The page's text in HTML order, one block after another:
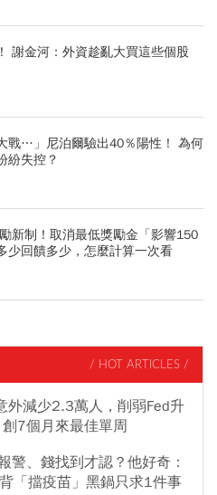
謝金河：外資趁亂大買這些個股
戰…」尼泊爾驗出40％陽性！ 為何
紛失控？
新制！取消最低獎勵金「影響150
回饋多少，怎麼計算一次看
/ HOT ARTICLES /
外減少2.3萬人，削弱Fed升
7個月來最佳單周
警、錢找到才認？他好奇：
「擋疫苗」黑鍋只求1件事